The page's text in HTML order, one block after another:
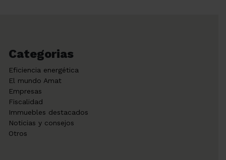
Categorias
Eficiencia energética
El mundo Amat
Empresas
Fiscalidad
Immuebles destacados
Noticias y consejos
Otros